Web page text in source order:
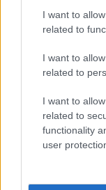
I want to
related to
I want to
related to
I want to
related to
functionality
user